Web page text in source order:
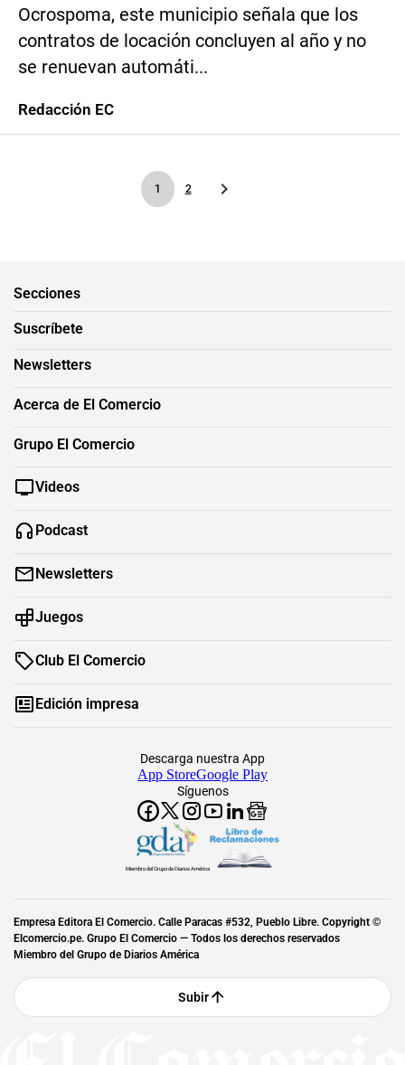
Ocrospoma, este municipio señala que los
contratos de locación concluyen al año y no
se renuevan automáti...
Redacción EC
1 2
Secciones
Suscríbete
Newsletters
Acerca de El Comercio
Grupo El Comercio
Videos
Podcast
Newsletters
Juegos
Club El Comercio
Edición impresa
Síguenos
Descarga nuestra App
App StoreGoogle Play
Miembro del Grupo de Diarios América
Empresa Editora El Comercio. Calle Paracas #532, Pueblo Libre. Copyright ©
Elcomercio.pe. Grupo El Comercio — Todos los derechos reservados
Miembro del Grupo de Diarios América
Subir